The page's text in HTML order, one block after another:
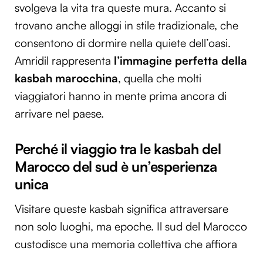
svolgeva la vita tra queste mura. Accanto si
trovano anche alloggi in stile tradizionale, che
consentono di dormire nella quiete dell’oasi.
Amridil rappresenta l’immagine perfetta della
kasbah marocchina, quella che molti
viaggiatori hanno in mente prima ancora di
arrivare nel paese.
Perché il viaggio tra le kasbah del
Marocco del sud è un’esperienza
unica
Visitare queste kasbah significa attraversare
non solo luoghi, ma epoche. Il sud del Marocco
custodisce una memoria collettiva che affiora